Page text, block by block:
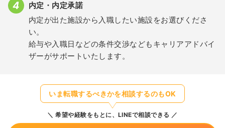
内定・内定承諾
内定が出た施設から入職したい施設をお選びくださ
い。
給与や入職日などの条件交渉などもキャリアアドバイ
ザーがサポートいたします。
いま転職するべきかを相談するのもOK
希望や経験をもとに、LINEで相談できる